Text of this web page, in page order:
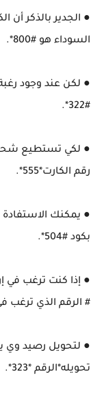
● الجدير بالذكر أن
السوداء هو #800*.
● لكن عند وجود
#322*.
رقم الكارت*555*.
● يمكنك
بكود #504*.
● إذا كنت ترغب في
# الرقم الذي ترغب في
● لتحويل رصيد وي
تحويله*الرقم *323*.